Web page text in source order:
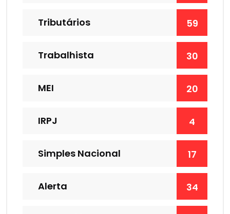
Tributários 59
Trabalhista 30
MEI 20
IRPJ 4
Simples Nacional 17
Alerta 34